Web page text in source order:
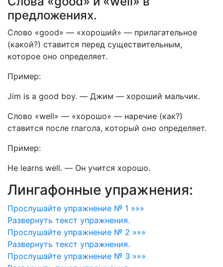
предложениях.
Слово «good» — «хороший» — прилагательное
(какой?) ставится перед существительным,
которое оно определяет.
Пример:
Jim is a good boy. — Джим — хороший мальчик.
Слово «well» — «хорошо» — наречие (как?)
ставится после глагола, который оно определяет.
Пример:
Не learns well. — Он учится хорошо.
Лингафонные упражнения:
Прослушайте упражнение № 1 »»»
Развернуть текст упражнения.
Прослушайте упражнение № 2 »»»
Развернуть текст упражнения.
Прослушайте упражнение № 3 »»»